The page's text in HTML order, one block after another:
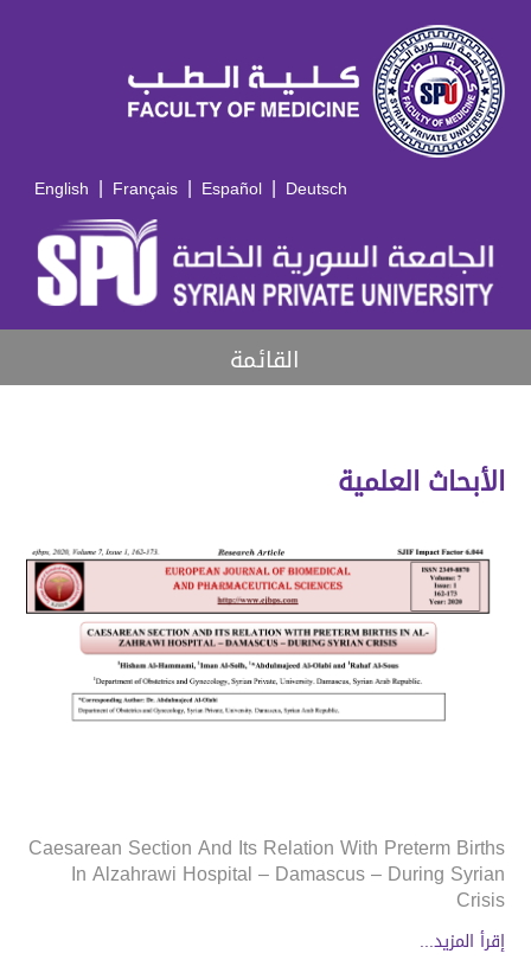
English | Français | Español | Deutsch
القائمة
الأبحاث العلمية
Caesarean Section And Its Relation With Preterm Births
In Alzahrawi Hospital – Damascus – During Syrian
Crisis
إقرأ المزيد...